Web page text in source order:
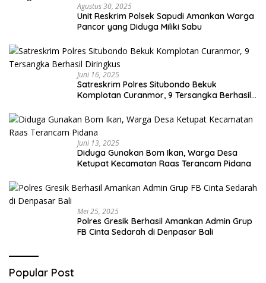
Agustus 30, 2025
Unit Reskrim Polsek Sapudi Amankan Warga
Pancor yang Diduga Miliki Sabu
Juni 16, 2025
Satreskrim Polres Situbondo Bekuk
Komplotan Curanmor, 9 Tersangka Berhasil
Juni 13, 2025
Diduga Gunakan Bom Ikan, Warga Desa
Ketupat Kecamatan Raas Terancam Pidana
Mei 25, 2025
Polres Gresik Berhasil Amankan Admin Grup
FB Cinta Sedarah di Denpasar Bali
Popular Post